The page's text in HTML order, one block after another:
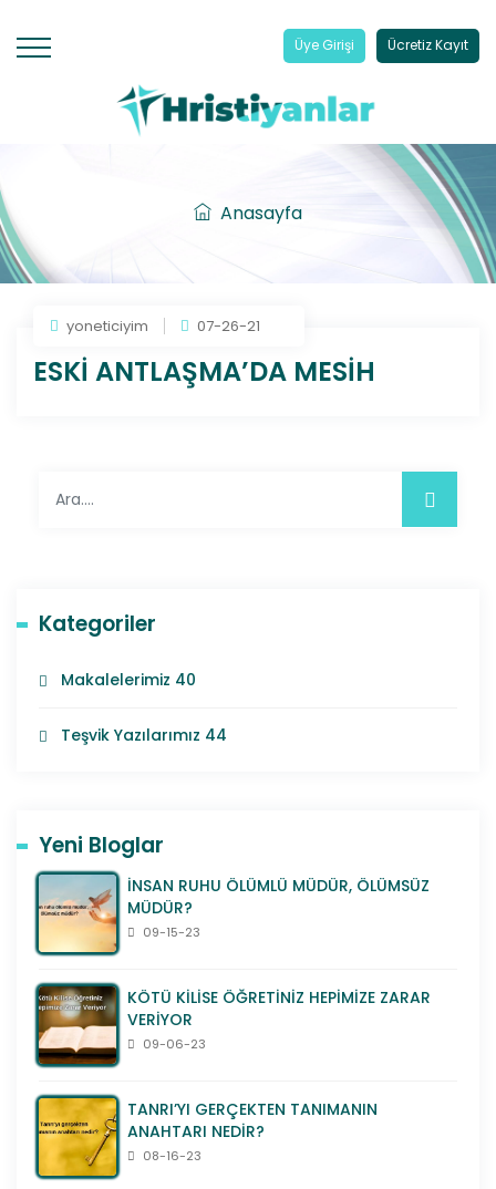
Üye Girişi Ücretiz Kayıt
Anasayfa
yoneticiyim 07-26-21
ESKİ ANTLAŞMA’DA MESİH
Kategoriler
Makalelerimiz 40
Teşvik Yazılarımız 44
Yeni Bloglar
İNSAN RUHU ÖLÜMLÜ MÜDÜR, ÖLÜMSÜZ
MÜDÜR?
09-15-23
KÖTÜ KİLİSE ÖĞRETİNİZ HEPİMİZE ZARAR
VERİYOR
09-06-23
TANRI’YI GERÇEKTEN TANIMANIN
ANAHTARI NEDİR?
08-16-23